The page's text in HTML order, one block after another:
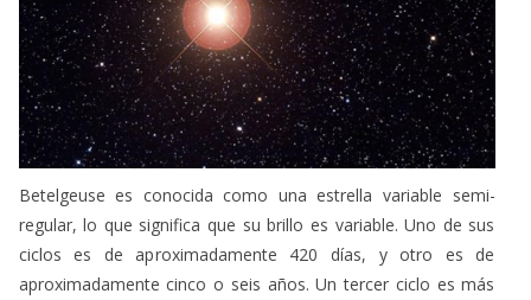
Betelgeuse es conocida como una estrella variable semi-
regular, lo que significa que su brillo es variable. Uno de sus
ciclos es de aproximadamente 420 días, y otro es de
aproximadamente cinco o seis años. Un tercer ciclo es más